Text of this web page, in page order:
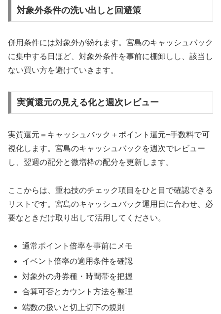
対象外条件の洗い出しと回避策
併用条件には対象外が紛れます。宮島のキャッシュバック
に集中する日ほど、対象外条件を事前に棚卸しし、該当し
ない買い方を避けていきます。
実質還元の見える化と週次レビュー
実質還元＝キャッシュバック＋ポイント還元−手数料で可
視化します。宮島のキャッシュバックを週次でレビュー
し、翌週の配分と微増枠の配分を更新します。
ここからは、重ね技のチェック項目をひと目で確認できる
リストです。宮島のキャッシュバック運用日に合わせ、必
要なときだけ取り出して活用してください。
通常ポイント倍率を事前にメモ
イベント倍率の適用条件を確認
対象外の舟券種・時間帯を把握
合算可否とカウント方法を整理
端数の扱いと切上切下の規則